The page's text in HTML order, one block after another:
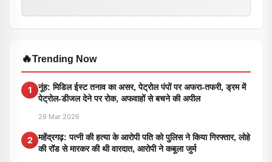
🔥Trending Now
1
नूंह: मिडिल ईस्ट तनाव का असर, पेट्रोल पंपों पर अफरा-तफरी, ड्रम में
पेट्रोल-डीजल देने पर रोक, अफवाहों से बचने की अपील
29 Mar 2026
2
महेंद्रगढ़: पत्नी की हत्या के आरोपी पति को पुलिस ने किया गिरफ्तार, लोहे
की रॉड से मारकर की थी वारदात, आरोपी ने कबूला जुर्म